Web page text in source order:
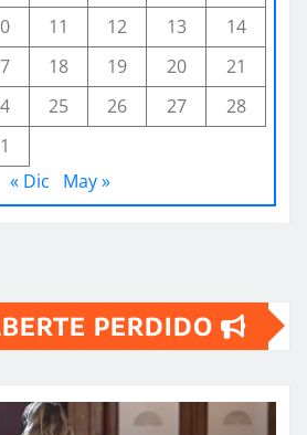
11 12 13
14
18 19 20
21
25 26 27
28
« Dic
May »
PERDIDO